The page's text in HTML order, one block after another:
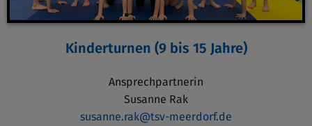
Kinderturnen (9 bis 15 Jahre)
Ansprechpartnerin
Susanne Rak
susanne.rak@tsv-meerdorf.de